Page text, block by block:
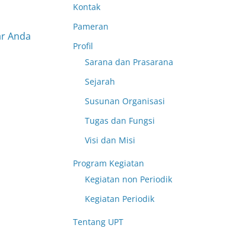
Anda
Kontak
Pameran
Profil
Sarana dan Prasarana
Sejarah
Susunan Organisasi
Tugas dan Fungsi
Visi dan Misi
Program Kegiatan
Kegiatan non Periodik
Kegiatan Periodik
Tentang UPT